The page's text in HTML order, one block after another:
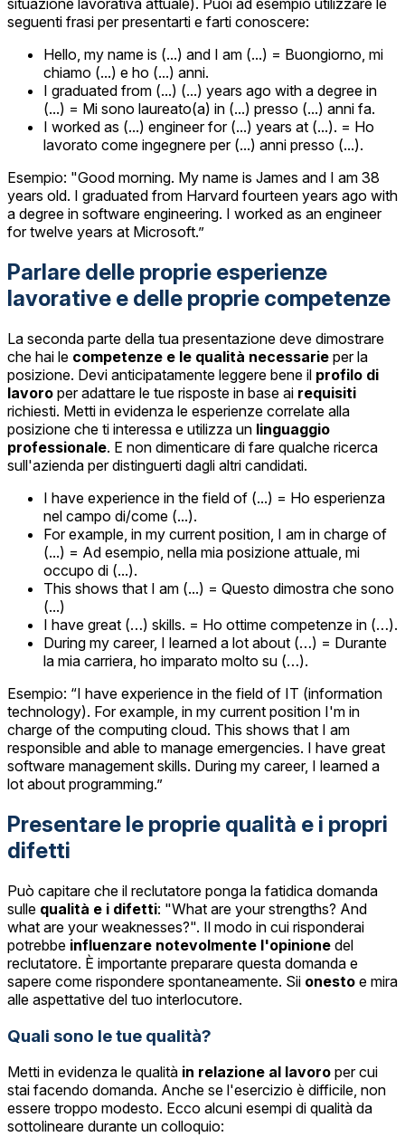
situazione lavorativa attuale). Puoi ad esempio utilizzare le
seguenti frasi per presentarti e farti conoscere:
Hello, my name is (...) and I am (...) = Buongiorno, mi
chiamo (...) e ho (...) anni.
I graduated from (...) (...) years ago with a degree in
(...) = Mi sono laureato(a) in (...) presso (...) anni fa.
I worked as (...) engineer for (...) years at (...). = Ho
lavorato come ingegnere per (...) anni presso (...).
Esempio: "Good morning. My name is James and I am 38
years old. I graduated from Harvard fourteen years ago with
a degree in software engineering. I worked as an engineer
for twelve years at Microsoft.”
Parlare delle proprie esperienze
lavorative e delle proprie competenze
La seconda parte della tua presentazione deve dimostrare
che hai le competenze e le qualità necessarie per la
posizione. Devi anticipatamente leggere bene il profilo di
lavoro per adattare le tue risposte in base ai requisiti
richiesti. Metti in evidenza le esperienze correlate alla
posizione che ti interessa e utilizza un linguaggio
professionale. E non dimenticare di fare qualche ricerca
sull'azienda per distinguerti dagli altri candidati.
I have experience in the field of (...) = Ho esperienza
nel campo di/come (...).
For example, in my current position, I am in charge of
(...) = Ad esempio, nella mia posizione attuale, mi
occupo di (...).
This shows that I am (...) = Questo dimostra che sono
(...)
I have great (…) skills. = Ho ottime competenze in (…).
During my career, I learned a lot about (…) = Durante
la mia carriera, ho imparato molto su (…).
Esempio: “I have experience in the field of IT (information
technology). For example, in my current position I'm in
charge of the computing cloud. This shows that I am
responsible and able to manage emergencies. I have great
software management skills. During my career, I learned a
lot about programming.”
Presentare le proprie qualità e i propri
difetti
Può capitare che il reclutatore ponga la fatidica domanda
sulle qualità e i difetti: "What are your strengths? And
what are your weaknesses?". Il modo in cui risponderai
potrebbe influenzare notevolmente l'opinione del
reclutatore. È importante preparare questa domanda e
sapere come rispondere spontaneamente. Sii onesto e mira
alle aspettative del tuo interlocutore.
Quali sono le tue qualità?
Metti in evidenza le qualità in relazione al lavoro per cui
stai facendo domanda. Anche se l'esercizio è difficile, non
essere troppo modesto. Ecco alcuni esempi di qualità da
sottolineare durante un colloquio: